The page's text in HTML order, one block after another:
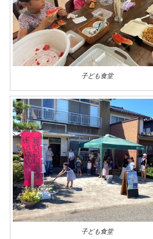
子ども食堂
子ども食堂